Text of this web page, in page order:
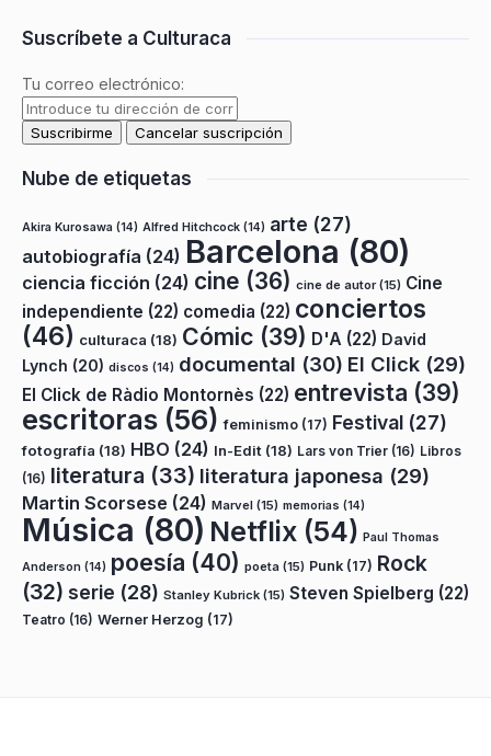
Suscríbete a Culturaca
Tu correo electrónico:
Nube de etiquetas
Akira Kurosawa (14) Alfred Hitchcock (14) arte (27)
autobiografía (24) Barcelona (80)
ciencia ficción (24) cine (36) cine de autor(15) Cine
independiente (22) comedia (22) conciertos
(46) culturaca (18) Cómic (39) D'A (22) David
Lynch (20) discos (14) documental (30) El Click (29)
El Click de Ràdio Montornès (22) entrevista (39)
escritoras (56) feminismo (17) Festival (27)
fotografía (18) HBO (24) In-Edit (18) Lars von Trier (16) Libros
(16) literatura (33) literatura japonesa (29)
Martin Scorsese (24) Marvel (15) memorias (14)
Música (80) Netflix (54) Paul Thomas
Anderson (14) poesía (40) poeta (15) Punk (17) Rock
(32) serie (28) Stanley Kubrick (15) Steven Spielberg (22)
Teatro (16) Werner Herzog (17)